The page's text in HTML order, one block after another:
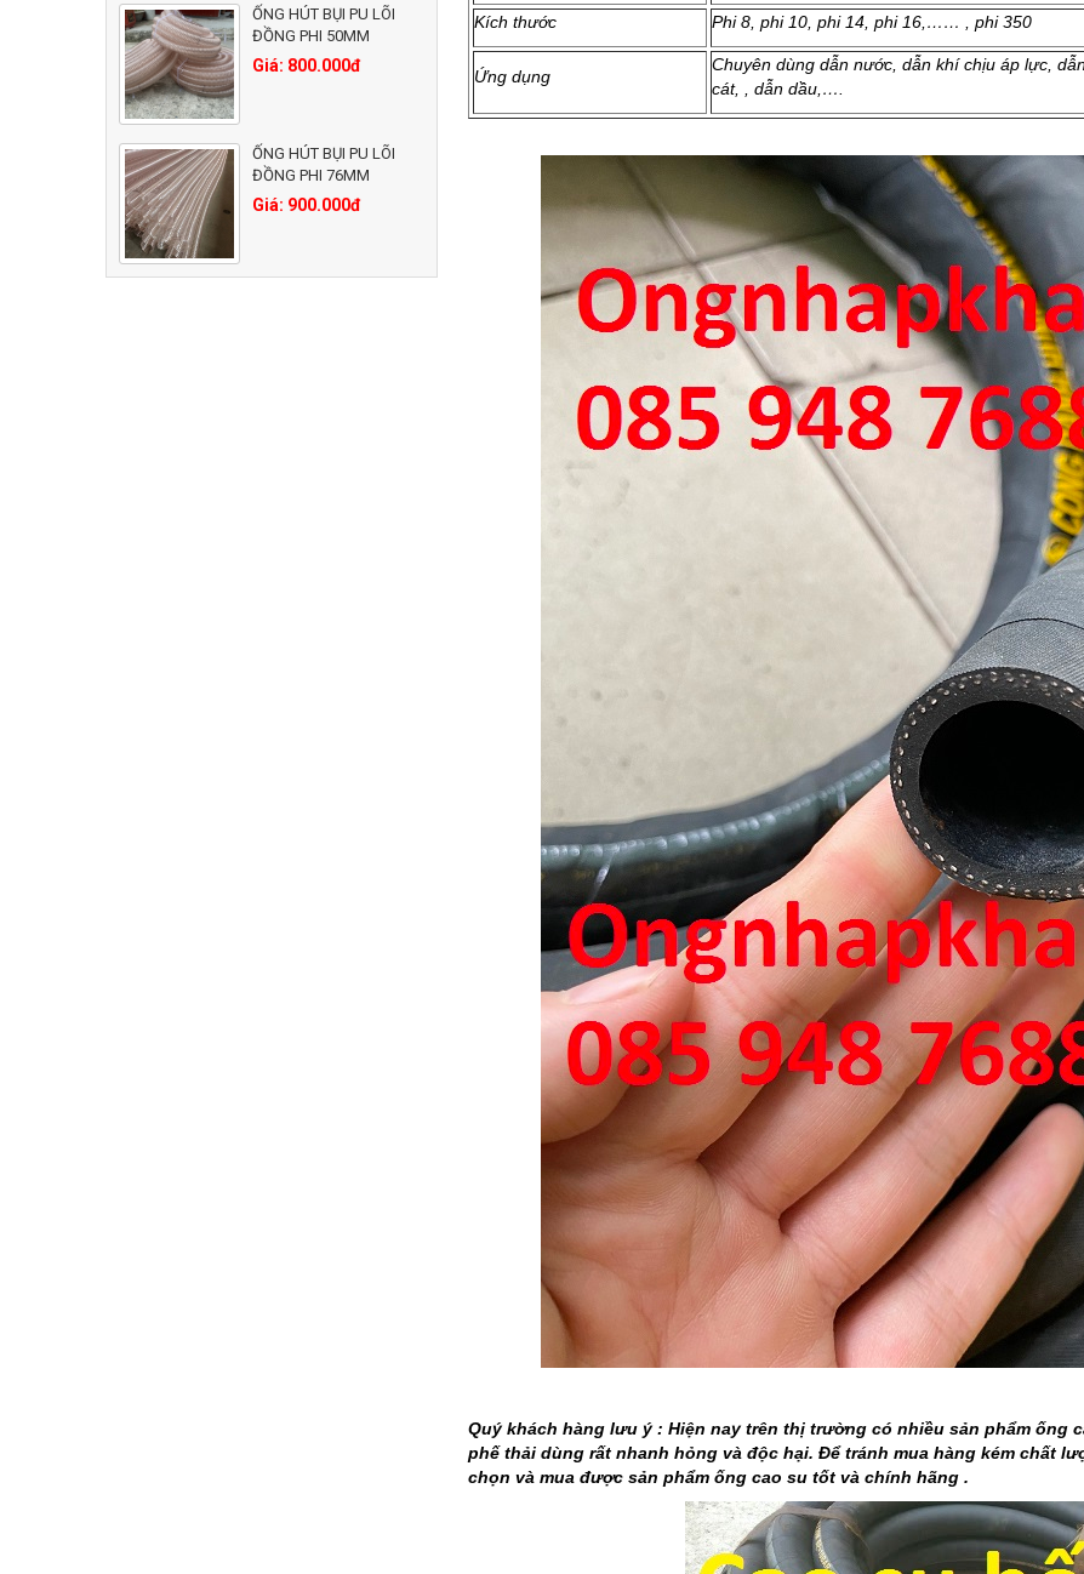
ỐNG HÚT BỤI PU LÕI
ĐỒNG PHI 50MM
Giá: 800.000đ
ỐNG HÚT BỤI PU LÕI
ĐỒNG PHI 76MM
Giá: 900.000đ
Kích thước Phi 8, phi 10, phi 14, phi 16,…… , phi 350
Ứng dụng
Chuyên dùng dẫn nước, dẫn khí chịu áp lực,
cát, , dẫn dầu,….
Quý khách hàng lưu ý : Hiện nay trên thị trường có nhiều sản phẩm ống
phế thải dùng rất nhanh hỏng và độc hại. Để tránh mua hàng kém chất
chọn và mua được sản phẩm ống cao su tốt và chính hãng .